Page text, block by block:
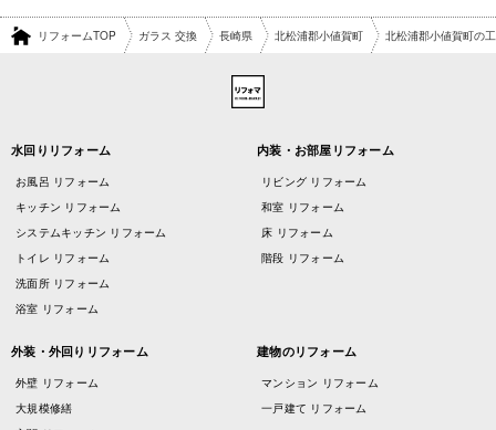
リフォームTOP ガラス 交換 長崎県 北松浦郡小値賀町 北松浦郡小値賀町の
水回りリフォーム
お風呂 リフォーム
キッチン リフォーム
システムキッチン リフォーム
トイレ リフォーム
洗面所 リフォーム
浴室 リフォーム
内装・お部屋リフォーム
リビング リフォーム
和室 リフォーム
床 リフォーム
階段 リフォーム
外装・外回りリフォーム
外壁 リフォーム
大規模修繕
建物のリフォーム
マンション リフォーム
一戸建て リフォーム